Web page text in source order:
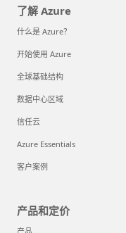
了解 Azure
什么是 Azure？
开始使用 Azure
全球基础结构
数据中心区域
信任云
Azure Essentials
客户案例
产品和定价